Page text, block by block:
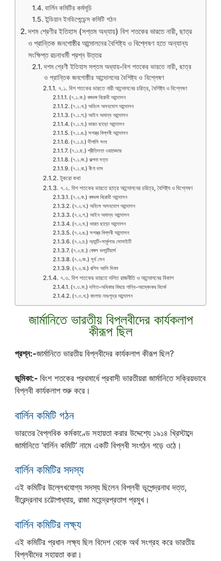
বার্লিন কমিটির কর্মসূচি
ইন্ডিয়ান ইনডিপেন্ডেন্স কমিটি গঠন
দশম শ্রেণীর ইতিহাস (সপ্তম অধ্যায়) বিশ শতকের ভারতে নারী, ছাত্র
ও প্রান্তিক জনগোষ্ঠীর আন্দোলনের বৈশিষ্ট্য ও বিশ্লেষণ হতে অন্যান্য
সংক্ষিপ্ত রচনাধর্মী প্রশ্ন উত্তর
দশম শ্রেণী ইতিহাস সপ্তম অধ্যায়-বিশ শতকের ভারতে নারী, ছাত্র
ও প্রান্তিক জনগোষ্ঠীর আন্দোলনের বৈশিষ্ট্য ও বিশ্লেষণ
৭.১. বিশ শতকের ভারতে নারী আন্দোলনের চরিত্র, বৈশিষ্ট্য ও বিশ্লেষণ
(৭.১.ক.) বঙ্গভঙ্গ বিরোধী আন্দোলন
(৭.১.খ.) অহিংস অসহযোগ আন্দোলন
(৭.১.গ.) আইন অমান্য আন্দোলন
(৭.১.ঘ.) ভারত ছাড়ো আন্দোলন
(৭.১.ঙ.) সশস্ত্র বিপ্লবী আন্দোলন
(৭.১.চ.) দীপালি সংঘ
(৭.১.ছ.) প্রীতিলতা ওয়াদ্দেদার
(৭.১.জ.) কল্পনা দত্ত
(৭.১.ঝ.) বীণা দাস
টুকরো কথা
৭.২. বিশ শতকের ভারতে ছাত্র আন্দোলনের চরিত্র, বৈশিষ্ট্য ও বিশ্লেষণ
(৭.২.ক.) বঙ্গভঙ্গ বিরোধী আন্দোলন
(৭.২.খ.) অহিংস অসহযোগ আন্দোলন
(৭.২.গ.) আইন অমান্য আন্দোলন
(৭.২.ঘ.) ভারত ছাড়ো আন্দোলন
(৭.২.ঙ.) সশস্ত্র বিপ্লবী আন্দোলন
(৭.২.চ.) অ্যান্টি-সার্কুলার সোসাইটি
(৭.২.ছ.) বেঙ্গল ভলান্টিয়ার্স
(৭.২.জ.) সূর্য সেন
(৭.২.ঝ.) রশিদ আলি দিবস
৭.৩. বিশ শতকের ভারতে দলিত রাজনীতি ও আন্দোলনের বিকাশ
(৭.৩.ক.) দলিত-অধিকার বিষয়ে গান্ধি-আম্বেদকর বিতর্ক
(৭.৩.খ.) বাংলায় নমঃশূদ্র আন্দোলন
জার্মানিতে ভারতীয় বিপ্লবীদের কার্যকলাপ
কীরূপ ছিল
প্রশ্ন:-জার্মানিতে ভারতীয় বিপ্লবীদের কার্যকলাপ কীরূপ ছিল?
ভূমিকা:- বিংশ শতকের প্রথমার্ধে প্রবাসী ভারতীয়রা জার্মানিতে সক্রিয়ভাবে
বিপ্লবী কার্যকলাপ শুরু করে।
বাৰ্লিন কমিটি গঠন
ভারতের বৈপ্লবিক কর্মকাণ্ডে সহায়তা করার উদ্দেশ্যে ১৯১৪ খ্রিস্টাব্দে
জার্মানিতে ‘বার্লিন কমিটি’ নামে একটি বিপ্লবী সংগঠন গড়ে ওঠে।
বাৰ্লিন কমিটির সদস্য
এই কমিটির উল্লেখযোগ্য সদস্য ছিলেন বিপ্লবী ভূপেন্দ্রনাথ দত্ত,
বীরেন্দ্রনাথ চট্টোপাধ্যায়, রাজা মহেন্দ্রপ্রতাপ প্রমুখ।
বাৰ্লিন কমিটির লক্ষ্য
এই কমিটির প্রধান লক্ষ্য ছিল বিদেশ থেকে অর্থ সংগ্রহ করে ভারতীয়
বিপ্লবীদের সহায়তা করা।